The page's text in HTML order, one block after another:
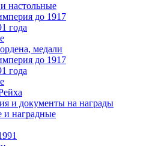
настольные
до 1917
года
медали
до 1917
года
и документы на награды
и наградные